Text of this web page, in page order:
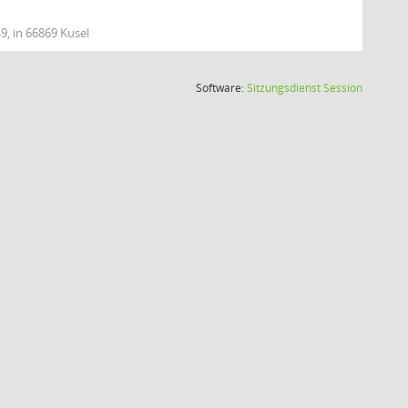
in 66869 Kusel
Software:SitzungsdienstSession(Wird in